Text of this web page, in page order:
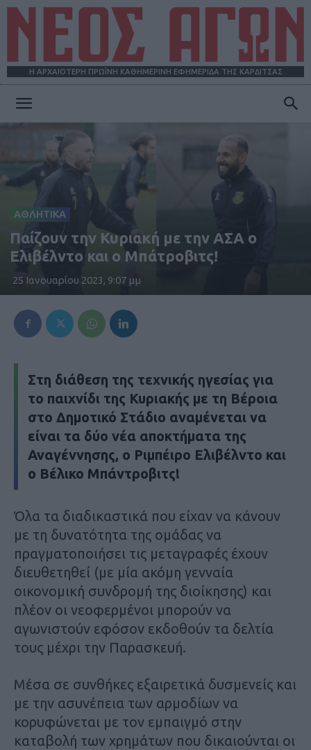
Η ΑΡΧΑΙΟΤΕΡΗ ΠΡΩΪΝΗ ΚΑΘΗΜΕΡΙΝΗ ΕΦΗΜΕΡΙΔΑ ΤΗΣ ΚΑΡΔΙΤΣΑΣ
ΑΘΛΗΤΙΚΑ
Παίζουν την Κυριακή με την ΑΣΑ ο
Ελιβέλντο και ο Μπάτροβιτς!
25 Ιανουαρίου 2023, 9:07 μμ
Στη διάθεση της τεχνικής ηγεσίας για
το παιχνίδι της Κυριακής με τη Βέροια
στο Δημοτικό Στάδιο αναμένεται να
είναι τα δύο νέα αποκτήματα της
Αναγέννησης, ο Ριμπέιρο Ελιβέλντο και
ο Βέλικο Μπάντροβιτς!
Όλα τα διαδικαστικά που είχαν να κάνουν
με τη δυνατότητα της ομάδας να
πραγματοποιήσει τις μεταγραφές έχουν
διευθετηθεί (με μία ακόμη γενναία
οικονομική συνδρομή της διοίκησης) και
πλέον οι νεοφερμένοι μπορούν να
αγωνιστούν εφόσον εκδοθούν τα δελτία
τους μέχρι την Παρασκευή.
Μέσα σε συνθήκες εξαιρετικά δυσμενείς και
με την ασυνέπεια των αρμοδίων να
κορυφώνεται με τον εμπαιγμό στην
καταβολή των χρημάτων που δικαιούνται οι